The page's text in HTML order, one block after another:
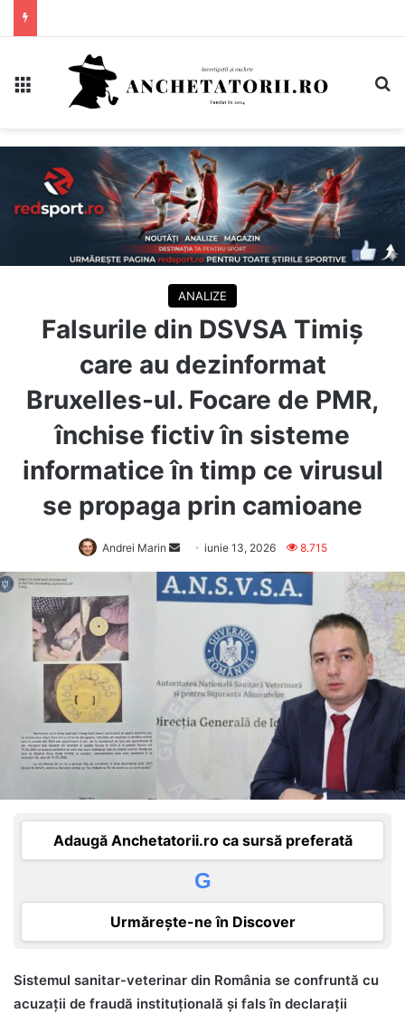
ANALIZE
Falsurile din DSVSA Timiș
care au dezinformat
Bruxelles-ul. Focare de PMR,
închise fictiv în sisteme
informatice în timp ce virusul
se propaga prin camioane
Andrei Marin
Send
an
email
iunie 13, 2026 8.715
Adaugă Anchetatorii.ro ca sursă preferată
G
Urmărește-ne în Discover
Sistemul sanitar-veterinar din România se confruntă cu
acuzații de fraudă instituțională și fals în declarații